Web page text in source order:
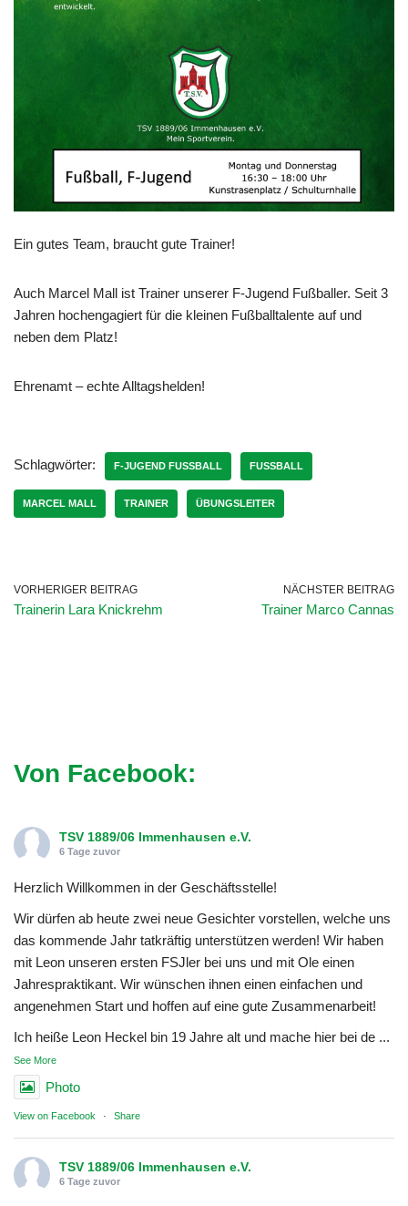
Ein gutes Team, braucht gute Trainer!
Auch Marcel Mall ist Trainer unserer F-Jugend Fußballer. Seit 3
Jahren hochengagiert für die kleinen Fußballtalente auf und
neben dem Platz!
Ehrenamt – echte Alltagshelden!
Schlagwörter: F-JUGEND FUSSBALL FUSSBALL
MARCEL MALL TRAINER ÜBUNGSLEITER
VORHERIGER BEITRAG
Trainerin Lara Knickrehm
NÄCHSTER BEITRAG
Trainer Marco Cannas
Von Facebook:
TSV 1889/06 Immenhausen e.V.
6 Tage zuvor
Herzlich Willkommen in der Geschäftsstelle!
Wir dürfen ab heute zwei neue Gesichter vorstellen, welche uns
das kommende Jahr tatkräftig unterstützen werden! Wir haben
mit Leon unseren ersten FSJler bei uns und mit Ole einen
Jahrespraktikant. Wir wünschen ihnen einen einfachen und
angenehmen Start und hoffen auf eine gute Zusammenarbeit!
Ich heiße Leon Heckel bin 19 Jahre alt und mache hier bei de ...
See More
Photo
View on Facebook · Share
TSV 1889/06 Immenhausen e.V.
6 Tage zuvor